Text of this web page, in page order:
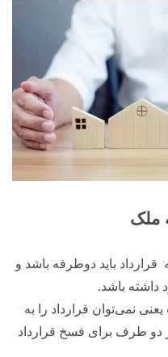
ملک
باید دوطرفه باشد و
داشته باشد.
نمی‌توان قرارداد را به
طرف برای فسخ قرارداد